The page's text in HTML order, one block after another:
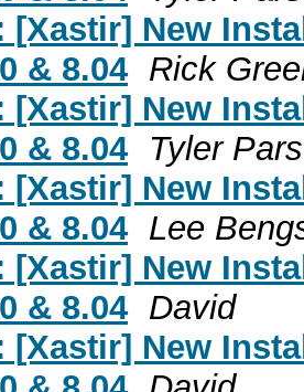
[Xastir] New
& 8.04 Rick
[Xastir] New
& 8.04
Tyler
[Xastir] New
& 8.04 Lee
[Xastir] New
& 8.04 David
[Xastir] New